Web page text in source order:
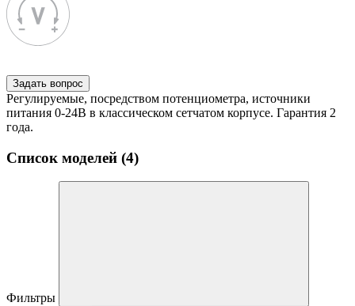
Задать вопрос
Регулируемые, посредством потенциометра, источники
питания 0-24В в классическом сетчатом корпусе. Гарантия 2
года.
Список моделей (4)
Фильтры